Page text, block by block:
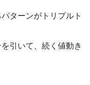
ターンがトリプルト
引いて、続く値動き